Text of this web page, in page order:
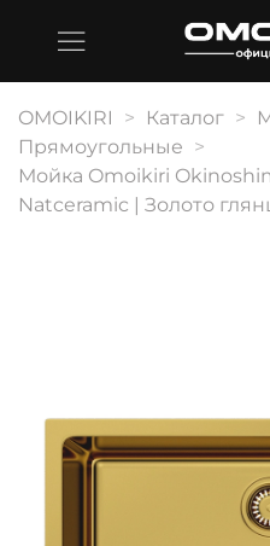
OMOIKIRI Каталог
Прямоугольные
Мойка Omoikiri
Natceramic | Золото